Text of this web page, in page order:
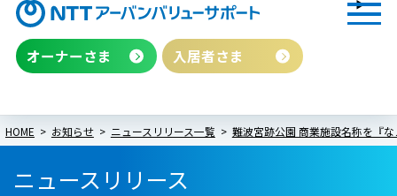
オーナーさま 入居者さま
HOME お知らせ ニュースリリース一覧 難波宮跡公園 商業施設名称を『
ニュースリリース